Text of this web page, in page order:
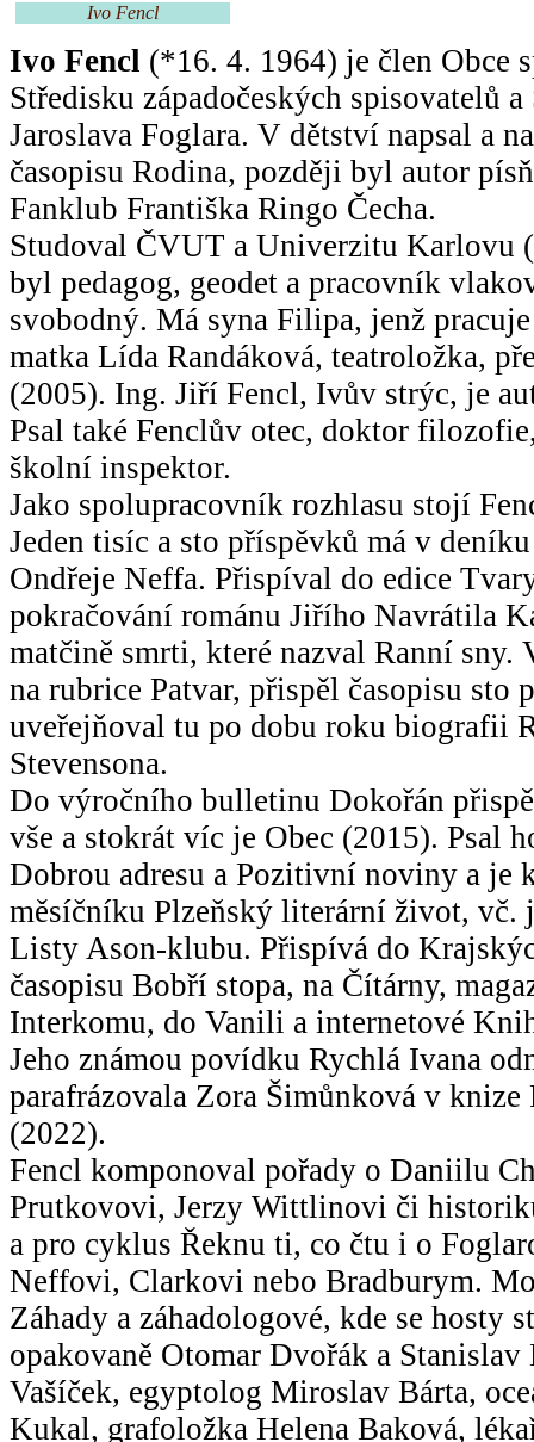
Ivo Fencl
Ivo Fencl (*16. 4. 1964) je člen Obce
Středisku západočeských spisovatelů
Jaroslava Foglara. V dětství napsal a
časopisu Rodina, později byl autor
Fanklub Františka Ringo Čecha.
Studoval ČVUT a Univerzitu Karlovu
byl pedagog, geodet a pracovník
svobodný. Má syna Filipa, jenž
matka Lída Randáková, teatroložka,
(2005). Ing. Jiří Fencl, Ivův strýc, je
Psal také Fenclův otec, doktor
školní inspektor.
Jako spolupracovník rozhlasu stojí
Jeden tisíc a sto příspěvků má v
Ondřeje Neffa. Přispíval do edice
pokračování románu Jiřího Navrátila
matčině smrti, které nazval Ranní sny.
na rubrice Patvar, přispěl časopisu sto
uveřejňoval tu po dobu roku biografii
Stevensona.
Do výročního bulletinu Dokořán
vše a stokrát víc je Obec (2015). Psal
Dobrou adresu a Pozitivní noviny a je
měsíčníku Plzeňský literární život,
Listy Ason-klubu. Přispívá do
časopisu Bobří stopa, na Čítárny,
Interkomu, do Vanili a internetové
Jeho známou povídku Rychlá Ivana
parafrázovala Zora Šimůnková v knize
(2022).
Fencl komponoval pořady o Daniilu
Prutkovovi, Jerzy Wittlinovi či
a pro cyklus Řeknu ti, co čtu i o
Neffovi, Clarkovi nebo Bradburym.
Záhady a záhadologové, kde se hosty
opakovaně Otomar Dvořák a
Vašíček, egyptolog Miroslav Bárta,
Kukal, grafoložka Helena Baková,